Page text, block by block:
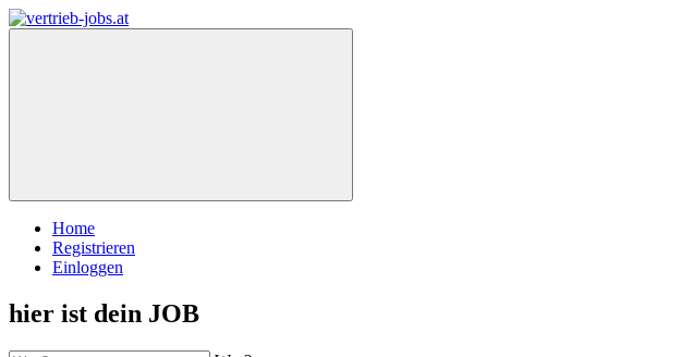
Home
Registrieren
Einloggen
hier ist dein JOB